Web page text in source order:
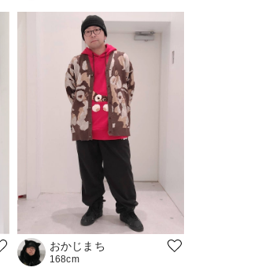
おかじまち
168cm